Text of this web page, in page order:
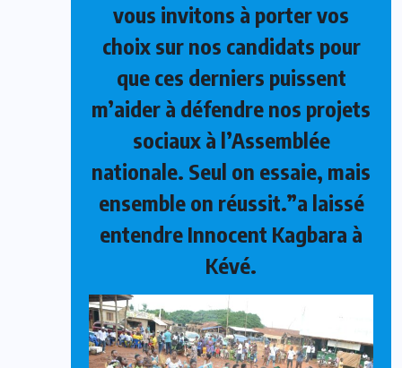
vous invitons à porter vos
choix sur nos candidats pour
que ces derniers puissent
m’aider à défendre nos projets
sociaux à l’Assemblée
nationale. Seul on essaie, mais
ensemble on réussit.”a laissé
entendre Innocent Kagbara à
Kévé.